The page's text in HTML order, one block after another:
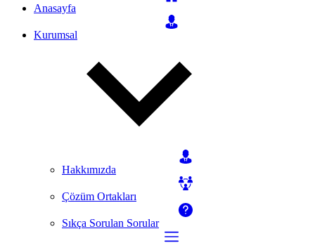
Anasayfa
Kurumsal
Hakkımızda
Çözüm Ortakları
Sıkça Sorulan Sorular